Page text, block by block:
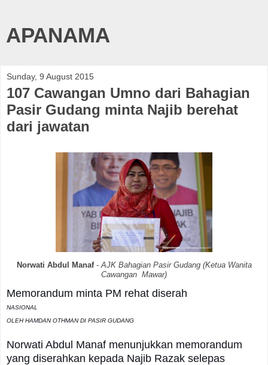
APANAMA
Sunday, 9 August 2015
107 Cawangan Umno dari Bahagian
Pasir Gudang minta Najib berehat
dari jawatan
Norwati Abdul Manaf - AJK Bahagian Pasir Gudang (Ketua Wanita
Cawangan Mawar)
Memorandum minta PM rehat diserah
NASIONAL
OLEH HAMDAN OTHMAN DI PASIR GUDANG
Norwati Abdul Manaf menunjukkan memorandum
yang diserahkan kepada Najib Razak selepas